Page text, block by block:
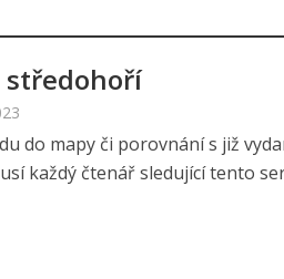
středohoří
do mapy či porovnání s již
každý čtenář sledující tento